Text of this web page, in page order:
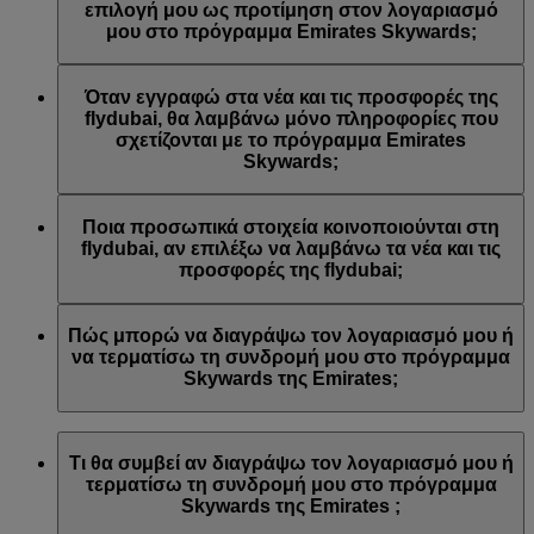
Emirates ή/και της flydubai. Οι προτιμήσεις επικοινωνίας σας
ενημερώθηκαν αναλόγως.
επιλογή μου ως προτίμηση στον λογαριασμό
μου στο πρόγραμμα Emirates Skywards;
χρησιμοποιήσατε είναι συνδεδεμένη με πολλούς αριθμούς
μελών του προγράμματος Emirates Skywards ή γιατί το
όνομα που δώσατε δεν αντιστοιχεί με το όνομα του
λογαριασμού σας στο πρόγραμμα Emirates Skywards.
Skywards και ενημερώστε τις εγγραφές σε λίστες email στις
Προσωπικές προτιμήσεις.
Όταν εγγραφώ στα νέα και τις προσφορές της
flydubai, θα λαμβάνω μόνο πληροφορίες που
σχετίζονται με το πρόγραμμα Emirates
Skywards;
συμπεριλαμβανομένων των προωθητικών ενεργειών από τη
flydubai και τη flydubai Holidays.
Ποια προσωπικά στοιχεία κοινοποιούνται στη
flydubai, αν επιλέξω να λαμβάνω τα νέα και τις
προσφορές της flydubai;
email σας προκειμένου να λαμβάνετε τέτοιου είδους
ενημερωτικά δελτία. Η flydubai είναι υπεύθυνη για την
επεξεργασία των προσωπικών σας στοιχείων σύμφωνα με
Πώς μπορώ να διαγράψω τον λογαριασμό μου ή
να τερματίσω τη συνδρομή μου στο πρόγραμμα
Skywards της Emirates;
τερματίσετε τη συνδρομή σας στο πρόγραμμα Skywards της
Emirates ανά πάσα στιγμή με τους εξής τρόπους:
Τι θα συμβεί αν διαγράψω τον λογαριασμό μου ή
τερματίσω τη συνδρομή μου στο πρόγραμμα
Skywards της Emirates ;